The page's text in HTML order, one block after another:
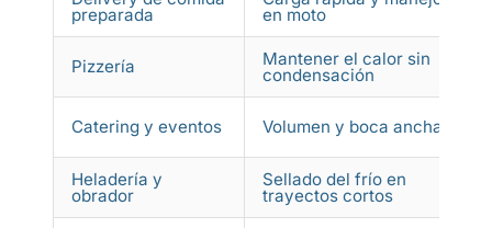
preparada en moto
Pizzería Mantener el calor sin
condensación
Catering y eventos Volumen y boca ancha
Heladería y
obrador
Sellado del frío en
trayectos cortos